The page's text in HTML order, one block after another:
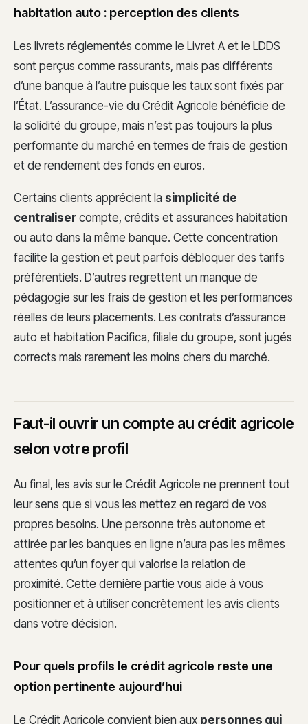
habitation auto : perception des clients
Les livrets réglementés comme le Livret A et le LDDS
sont perçus comme rassurants, mais pas différents
d’une banque à l’autre puisque les taux sont fixés par
l’État. L’assurance-vie du Crédit Agricole bénéficie de
la solidité du groupe, mais n’est pas toujours la plus
performante du marché en termes de frais de gestion
et de rendement des fonds en euros.
Certains clients apprécient la simplicité de
centraliser compte, crédits et assurances habitation
ou auto dans la même banque. Cette concentration
facilite la gestion et peut parfois débloquer des tarifs
préférentiels. D’autres regrettent un manque de
pédagogie sur les frais de gestion et les performances
réelles de leurs placements. Les contrats d’assurance
auto et habitation Pacifica, filiale du groupe, sont jugés
corrects mais rarement les moins chers du marché.
Faut-il ouvrir un compte au crédit agricole
selon votre profil
Au final, les avis sur le Crédit Agricole ne prennent tout
leur sens que si vous les mettez en regard de vos
propres besoins. Une personne très autonome et
attirée par les banques en ligne n’aura pas les mêmes
attentes qu’un foyer qui valorise la relation de
proximité. Cette dernière partie vous aide à vous
positionner et à utiliser concrètement les avis clients
dans votre décision.
Pour quels profils le crédit agricole reste une
option pertinente aujourd’hui
Le Crédit Agricole convient bien aux personnes qui